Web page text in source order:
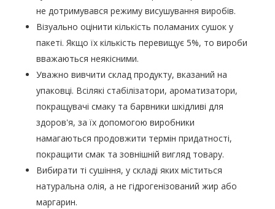
не дотримувався режиму висушування виробів.
Візуально оцінити кількість поламаних сушок у
пакеті. Якщо їх кількість перевищує 5%, то вироби
вважаються неякісними.
Уважно вивчити склад продукту, вказаний на
упаковці. Всілякі стабілізатори, ароматизатори,
покращувачі смаку та барвники шкідливі для
здоров'я, за їх допомогою виробники
намагаються продовжити термін придатності,
покращити смак та зовнішній вигляд товару.
Вибирати ті сушіння, у складі яких міститься
натуральна олія, а не гідрогенізований жир або
маргарин.